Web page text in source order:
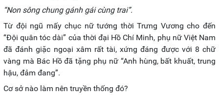
“Non sông chung gánh gái cùng trai”.
Từ đội ngũ mấy chục nữ tướng thời Trưng Vương cho đến
“Đội quân tóc dài” của thời đại Hồ Chí Minh, phụ nữ Việt Nam
đã đánh giặc ngoại xâm rất tài, xứng đáng được với 8 chữ
vàng mà Bác Hồ đã tặng phụ nữ “Anh hùng, bất khuất, trung
hậu, đảm đang”.
Cơ sở nào làm nên truyền thống đó?